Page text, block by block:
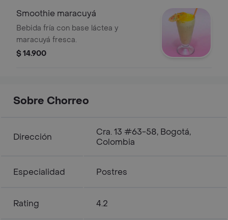
Smoothie maracuyá
Bebida fría con base láctea y
maracuyá fresca.
$ 14.900
Sobre Chorreo
Dirección
Cra. 13 #63-58, Bogotá,
Colombia
Especialidad Postres
Rating 4.2